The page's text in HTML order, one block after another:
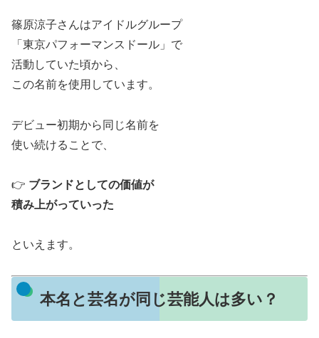
篠原涼子さんはアイドルグループ
「東京パフォーマンスドール」で
活動していた頃から、
この名前を使用しています。
デビュー初期から同じ名前を
使い続けることで、
👉 ブランドとしての価値が
積み上がっていった
といえます。
本名と芸名が同じ芸能人は多い？